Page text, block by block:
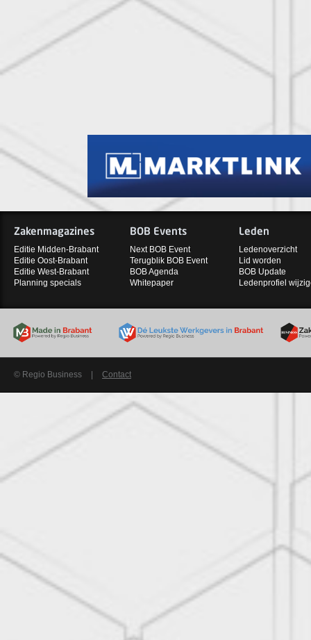
Zakenmagazines
Editie Midden-Brabant
Editie Oost-Brabant
Editie West-Brabant
Planning specials
BOB Events
Next BOB Event
Terugblik BOB Event
BOB Agenda
Whitepaper
Leden
Ledenoverzicht
Lid worden
BOB Update
Ledenprofiel
© Regio Business Contact